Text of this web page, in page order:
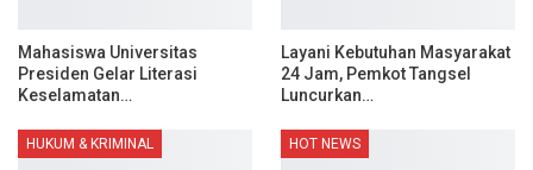
Mahasiswa Universitas
Presiden Gelar Literasi
Keselamatan…
Layani Kebutuhan Masyarakat
24 Jam, Pemkot Tangsel
Luncurkan…
HUKUM & KRIMINAL HOT NEWS